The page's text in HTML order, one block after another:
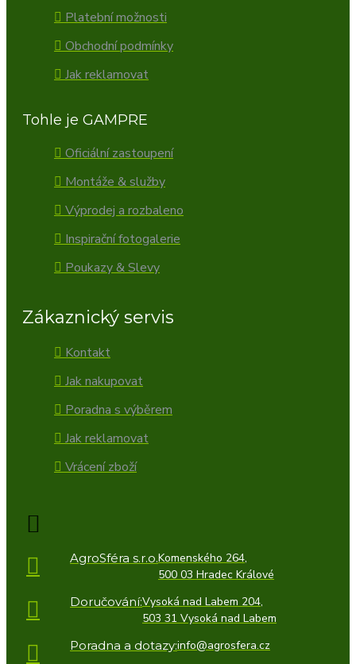
Platební možnosti
Obchodní podmínky
Jak reklamovat
Tohle je GAMPRE
Oficiální zastoupení
Montáže & služby
Výprodej a rozbaleno
Inspirační fotogalerie
Poukazy & Slevy
Zákaznický servis
Kontakt
Jak nakupovat
Poradna s výběrem
Jak reklamovat
Vrácení zboží
AgroSféra s.r.o.Komenského 264,
500 03 Hradec Králové
Doručování:Vysoká nad Labem 204,
503 31 Vysoká nad Labem
Poradna a dotazy:info@agrosfera.cz